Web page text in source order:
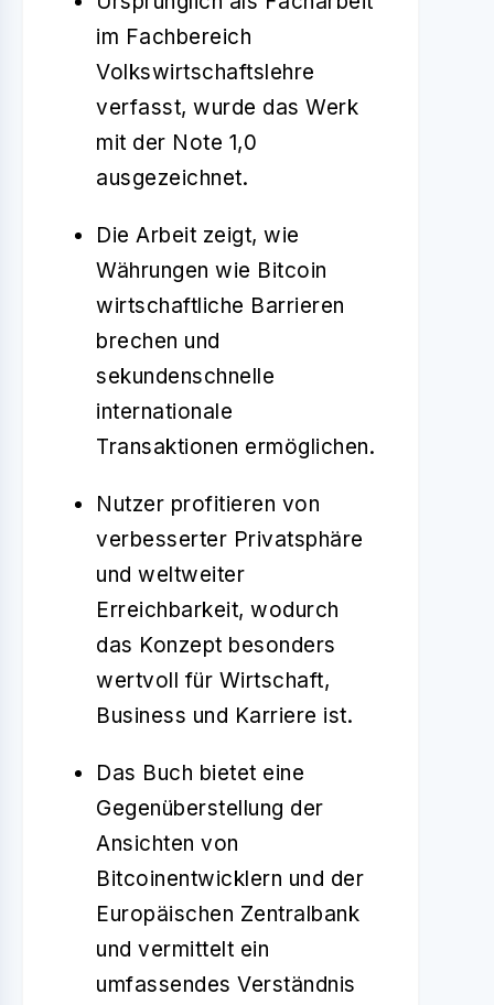
im Fachbereich
Volkswirtschaftslehre
verfasst, wurde das Werk
mit der Note 1,0
ausgezeichnet.
Die Arbeit zeigt, wie
Währungen wie Bitcoin
wirtschaftliche Barrieren
brechen und
sekundenschnelle
internationale
Transaktionen ermöglichen.
Nutzer profitieren von
verbesserter Privatsphäre
und weltweiter
Erreichbarkeit, wodurch
das Konzept besonders
wertvoll für Wirtschaft,
Business und Karriere ist.
Das Buch bietet eine
Gegenüberstellung der
Ansichten von
Bitcoinentwicklern und der
Europäischen Zentralbank
und vermittelt ein
umfassendes Verständnis